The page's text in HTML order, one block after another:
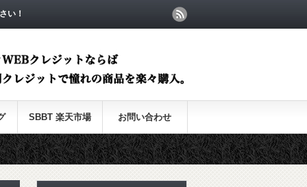
い！
SBBT 楽天市場 お問い合わせ